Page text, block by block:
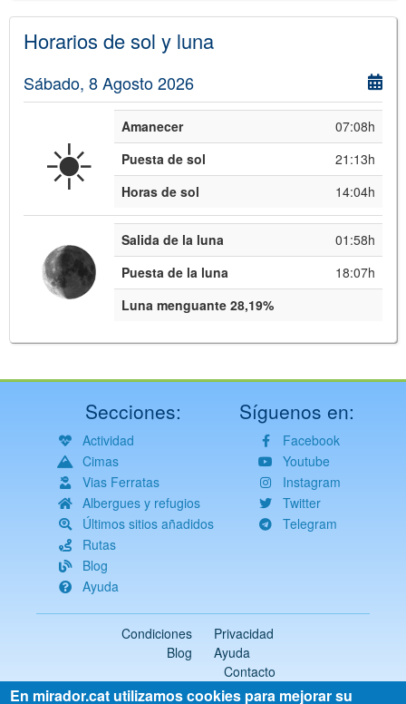
©
Institut Cartogràfic i Geològic de
Catalunya
Horarios de sol y luna
Sábado, 8 Agosto 2026
☀️ Amanecer
07:08h
Puesta de sol
21:13h
Horas de sol
14:04h
Salida de la luna
01:58h
Puesta de la luna
18:07h
Luna menguante 28,19%
Secciones:
Actividad
Cimas
Vias Ferratas
Albergues y refugios
Últimos sitios añadidos
Rutas
Blog
Ayuda
Síguenos en:
Facebook
Youtube
Instagram
Twitter
Telegram
Condiciones
Privacidad
Blog
Ayuda
Contacto
2018-2026 ©mirador.cat
En mirador.cat utilizamos cookies para mejorar su